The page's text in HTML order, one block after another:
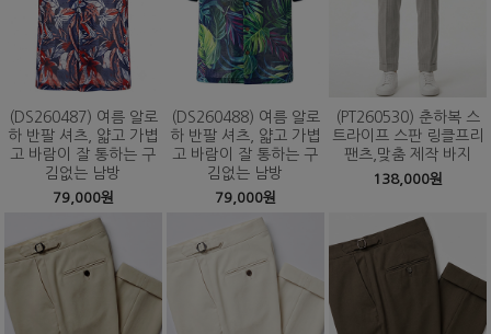
(DS260487) 여름 알로
하 반팔 셔츠, 얇고 가볍
고 바람이 잘 통하는 구
김없는 남방
79,000원
(DS260488) 여름 알로
하 반팔 셔츠, 얇고 가볍
고 바람이 잘 통하는 구
김없는 남방
79,000원
(PT260530) 춘하복 스
트라이프 스판 링클프리
팬츠,맞춤 제작 바지
138,000원